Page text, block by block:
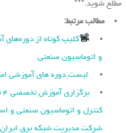
مطلع شوید.***
مطالب مرتبط:
کلیپ کوتاه از
و اتوماسیون صنعتی
لیست دوره های آموزشی
کنترل و اتوماسیون صنعتی و
شرکت مدیریت شبکه برق